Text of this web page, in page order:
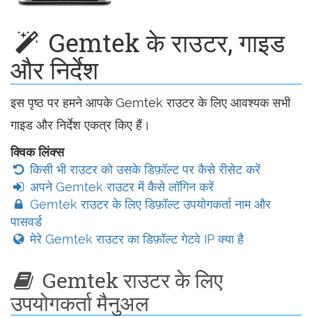
Gemtek के राउटर, गाइड
और निर्देश
इस पृष्ठ पर हमने आपके Gemtek राउटर के लिए आवश्यक सभी
गाइड और निर्देश एकत्र किए हैं।
क्विक लिंक्स
किसी भी राउटर को उसके डिफ़ॉल्ट पर कैसे रीसेट करें
अपने Gemtek राउटर में कैसे लॉगिन करें
Gemtek राउटर के लिए डिफ़ॉल्ट उपयोगकर्ता नाम और
पासवर्ड
मेरे Gemtek राउटर का डिफ़ॉल्ट गेटवे IP क्या है
Gemtek राउटर के लिए
उपयोगकर्ता मैनुअल